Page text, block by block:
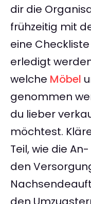
dir die
frühzeitig mit
eine
erledigt
welche Möbel
genommen
du lieber
möchtest.
Teil, wie die
den